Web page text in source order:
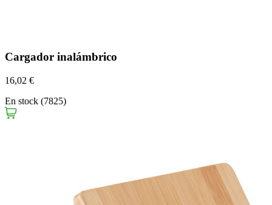
Cargador inalámbrico
16,02 €
En stock (7825)